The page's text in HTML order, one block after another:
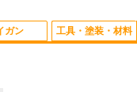
倍＆3％クーポン】
円】東京マルイ ファ
800発入 天然由来
ブデングリス【8702
ガン 工具・塗装・材料